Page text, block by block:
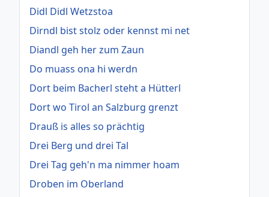
Didl Didl Wetzstoa
Dirndl bist stolz oder kennst mi net
Diandl geh her zum Zaun
Do muass ona hi werdn
Dort beim Bacherl steht a Hütterl
Dort wo Tirol an Salzburg grenzt
Drauß is alles so prächtig
Drei Berg und drei Tal
Drei Tag geh'n ma nimmer hoam
Droben im Oberland